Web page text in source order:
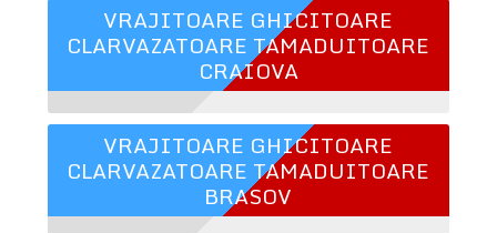
VRAJITOARE GHICITOARE
CLARVAZATOARE TAMADUITOARE
CRAIOVA
VRAJITOARE GHICITOARE
CLARVAZATOARE TAMADUITOARE
BRASOV